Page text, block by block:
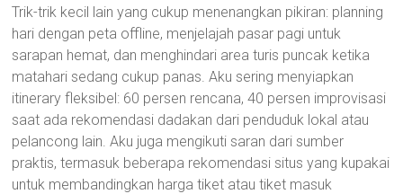
Trik-trik kecil lain yang cukup menenangkan pikiran: planning
hari dengan peta offline, menjelajah pasar pagi untuk
sarapan hemat, dan menghindari area turis puncak ketika
matahari sedang cukup panas. Aku sering menyiapkan
itinerary fleksibel: 60 persen rencana, 40 persen improvisasi
saat ada rekomendasi dadakan dari penduduk lokal atau
pelancong lain. Aku juga mengikuti saran dari sumber
praktis, termasuk beberapa rekomendasi situs yang kupakai
untuk membandingkan harga tiket atau tiket masuk